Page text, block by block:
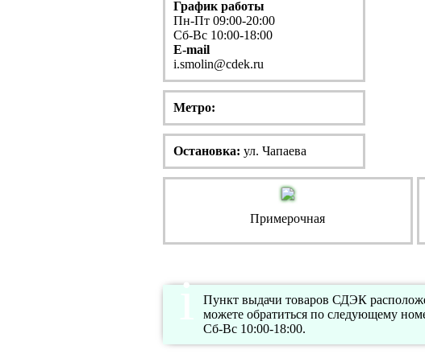
График работы
Пн-Пт 09:00-20:00
Сб-Вс 10:00-18:00
E-mail
i.smolin@cdek.ru
Метро:
Остановка: ул. Чапаева
Примерочная
Пункт выдачи товаров СДЭК
можете обратиться по следующему
Сб-Вс 10:00-18:00.